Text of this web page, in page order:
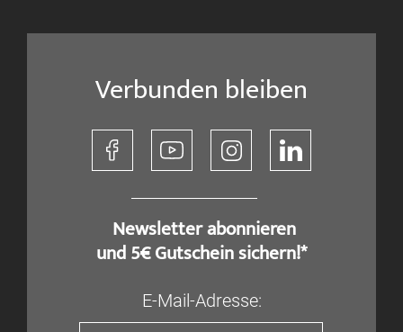
Verbunden bleiben
​ Newsletter abonnieren
und 5€ Gutschein sichern!*
E-Mail-Adresse: